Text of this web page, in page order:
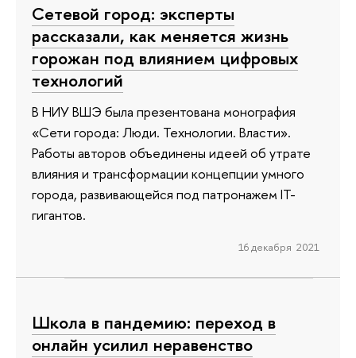
Сетевой город: эксперты
рассказали, как меняется жизнь
горожан под влиянием цифровых
технологий
В НИУ ВШЭ была презентована монография
«Сети города: Люди. Технологии. Власти».
Работы авторов объединены идеей об утрате
влияния и трансформации концепции умного
города, развивающейся под патронажем IT-
гигантов.
16 декабря 2021
Школа в пандемию: переход в
онлайн усилил неравенство